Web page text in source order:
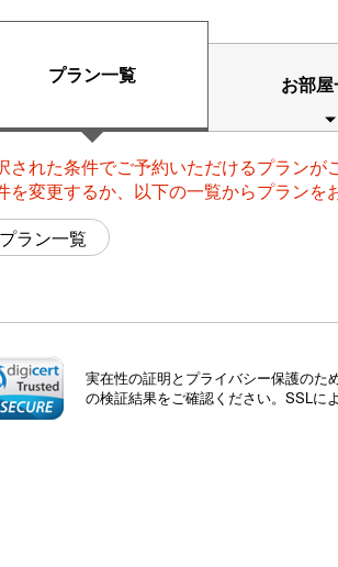
プラン一覧 お部
された条件でご予約いただけるプランが
を変更するか、以下の一覧からプランを
プラン一覧
実在性の証明とプライバシー保護のた
の検証結果をご確認ください。SSLに